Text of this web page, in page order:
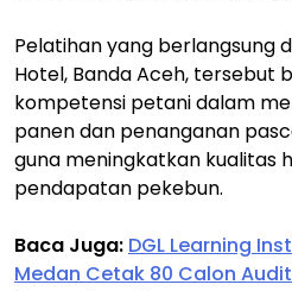
Pelatihan yang berlangsung
Hotel, Banda Aceh, tersebut
kompetensi petani dalam
panen dan penanganan
guna meningkatkan kualitas
pendapatan pekebun.
Baca Juga: DGL Learning
Medan Cetak 80 Calon